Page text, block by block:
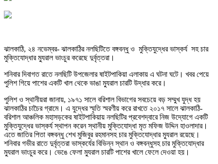
ঝালকাঠি, ২৪ নভেম্বর- ঝালকাঠির নলছিটিতে বঙ্গবন্ধু ও মুক্তিযুদ্ধের ভাস্কর্য সহ চার
মুক্তিযোদ্ধার ম্যুরাল ভাংচুর করেছে দুর্বৃত্তরা।
শনিবার দিবাগত রাতে নলছিটি উপজেলার ষাইটপাকিয়া এলাকায় এ ঘটনা ঘটে। খবর পেয়ে
পুলিশ গিয়ে পাশের একটি খাল থেকে ভাঙা ম্যুরাল চারটি উদ্ধার করে।
পুলিশ ও স্থানীয়রা জানায়, ১৯৭১ সালে বরিশাল বিভাগের সবচেয়ে বড় সম্মুখ যুদ্ধ হয়
ঝালকাঠির চাচৈর গ্রামে। এ যুদ্ধের স্মৃতি স্মরণীয় করে রাখতে ২০১৭ সালে ঝালকাঠি-
বরিশাল আঞ্চলিক মহাসড়কের ষাইটপাকিয়ায় নলছিটির প্রবেশদ্বারে নিজ উদ্যোগে একটি
মুক্তিযুদ্ধের ভাস্কর্য স্থাপন করেন স্থানীয় মুক্তিযোদ্ধা মৃত মফিজ উদ্দিন হাওলাদার।
এতে জাতির পিতা বঙ্গবন্ধু শেখ মুজিবুর রহমানসহ চার মুক্তিযোদ্ধার ম্যুরাল রয়েছে।
শনিবার গভীর রাতে দুর্বৃত্তরা ভাস্কর্যের বিভিন্ন স্থান ও বঙ্গবন্ধুসহ চার মুক্তিযোদ্ধার
ম্যুরাল ভাংচুর করে। ভেঙে ফেলা ম্যুরাল চারটি পাশের খালে ফেলে দেওয়া হয়।